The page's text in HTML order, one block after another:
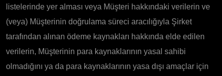
listelerinde yer alması veya Müşteri hakkındaki verilerin ve
(veya) Müşterinin doğrulama süreci aracılığıyla Şirket
tarafından alınan ödeme kaynakları hakkında elde edilen
verilerin, Müşterinin para kaynaklarının yasal sahibi
olmadığını ya da para kaynaklarının yasa dışı amaçlar için